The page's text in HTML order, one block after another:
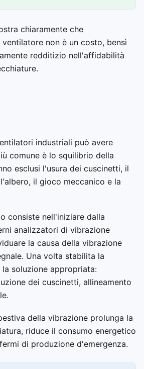
chiaramente che
non è un costo, bensì
redditizio nell'affidabilità
industriali può avere
comune è lo squilibrio della
esclusi l'usura dei cuscinetti, il
il gioco meccanico e la
consiste nell'iniziare dalla
analizzatori di vibrazione
la causa della vibrazione
Una volta stabilita la
soluzione appropriata:
dei cuscinetti, allineamento
della vibrazione prolunga la
riduce il consumo energetico
di produzione d'emergenza.